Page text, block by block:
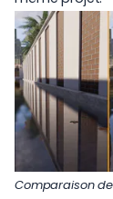
Comparaison